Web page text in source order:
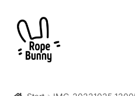
Zur
Navigation
springen
Zum
Inhalt
springen